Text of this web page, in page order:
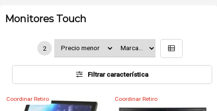
Monitores Touch
2
Filtrar característica
Coordinar Retiro Coordinar Retiro